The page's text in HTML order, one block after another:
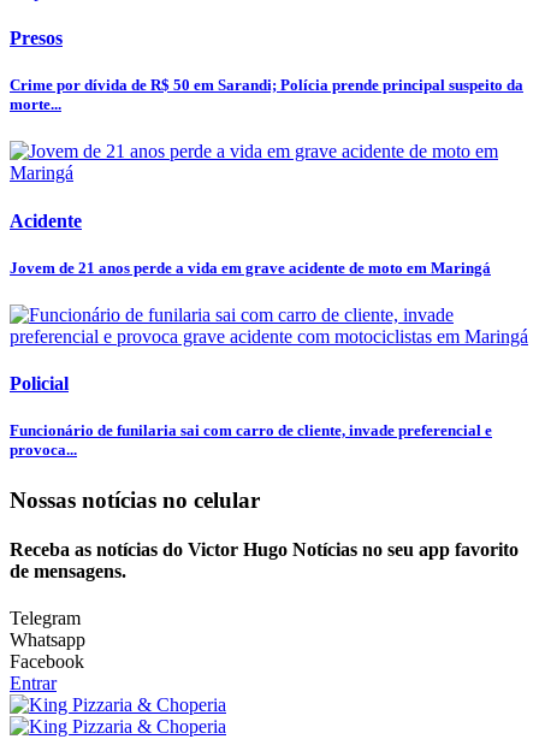
Presos
Crime por dívida de R$ 50 em Sarandi; Polícia prende principal suspeito da
morte...
Acidente
Jovem de 21 anos perde a vida em grave acidente de moto em Maringá
Policial
Funcionário de funilaria sai com carro de cliente, invade preferencial e
provoca...
Nossas notícias no celular
Receba as notícias do Victor Hugo Notícias no seu app favorito
de mensagens.
Telegram
Whatsapp
Facebook
Entrar